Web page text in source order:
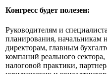
Конгресс будет полезен:
Руководителям и
планирования, начальникам
директорам, главным
компаний реального
налоговой практики,